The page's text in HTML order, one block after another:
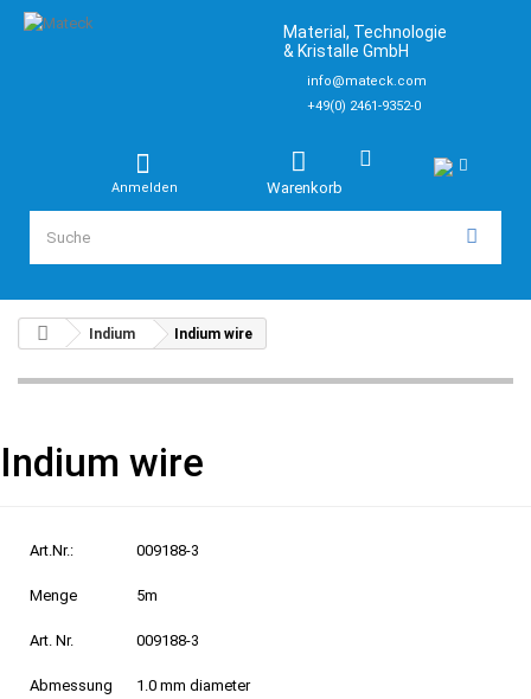
Material, Technologie
& Kristalle GmbH
info@mateck.com
+49(0) 2461-9352-0
Warenkorb
Anmelden
Indium Indium wire
Indium wire
Art.Nr.: 009188-3
Menge 5m
Art. Nr. 009188-3
Abmessung 1.0 mm diameter